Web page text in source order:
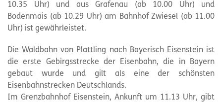
10.35 Uhr) und aus Grafenau (ab 10.00 Uhr) und
Bodenmais (ab 10.29 Uhr) am Bahnhof Zwiesel (ab 11.00
Uhr) ist gewährleistet.
Die Waldbahn von Plattling nach Bayerisch Eisenstein ist
die erste Gebirgsstrecke der Eisenbahn, die in Bayern
gebaut wurde und gilt als eine der schönsten
Eisenbahnstrecken Deutschlands.
Im Grenzbahnhof Eisenstein, Ankunft um 11.13 Uhr, gibt